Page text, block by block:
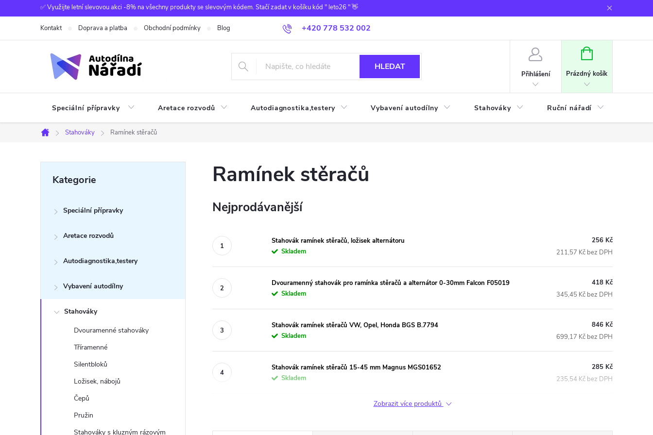
na
✅ Využijte letní slevovou akci -8% na všechny produkty se slevovým kódem. Stačí zadat v košíku kód " leto26 " 👋
+420 778 532 002
Kontakt Doprava a platba Obchodní podmínky Blog
HLEDAT
Přihlášení
NÁKUPNÍ
Prázdný košík
Speciální přípravky Aretace rozvodů Autodiagnostika,testery Vybavení autodílny Stahováky Ruční nářadí
Domů
Stahováky Ramínek stěračů
a
kategorie
Kategorie
Speciální přípravky
Aretace rozvodů
Autodiagnostika,testery
Vybavení autodílny
Stahováky
Dvouramenné stahováky
Tříramenné
Silentbloků
Ložisek, nábojů
Čepů
Pružin
Stahováky s kluzným rázovým
Ramínek stěračů
Nejprodávanější
Stahovák ramínek stěračů, ložisek alternátoru
Skladem
256 Kč
211,57 Kč bez DPH
Dvouramenný stahovák pro ramínka stěračů a alternátor 0-30mm Falcon F05019
Skladem
418 Kč
345,45 Kč bez DPH
Stahovák ramínek stěračů VW, Opel, Honda BGS B.7794
Skladem
846 Kč
699,17 Kč bez DPH
Stahovák ramínek stěračů 15-45 mm Magnus MGS01652
Skladem
285 Kč
235,54 Kč bez DPH
Zobrazit více produktů